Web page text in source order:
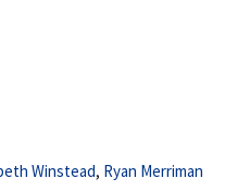
Winstead, Ryan Merriman